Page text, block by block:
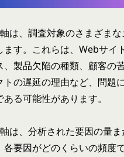
は、調査対象のさまざまな
ます。これらは、Webサイ
、製品欠陥の種類、顧客の
トの遅延の理由など、問題
る可能性があります。
は、分析された要因の量
各要因がどのくらいの頻度